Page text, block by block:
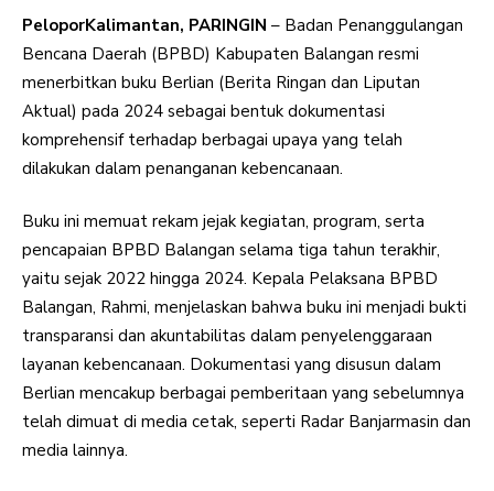
PeloporKalimantan, PARINGIN – Badan Penanggulangan
Bencana Daerah (BPBD) Kabupaten Balangan resmi
menerbitkan buku Berlian (Berita Ringan dan Liputan
Aktual) pada 2024 sebagai bentuk dokumentasi
komprehensif terhadap berbagai upaya yang telah
dilakukan dalam penanganan kebencanaan.
Buku ini memuat rekam jejak kegiatan, program, serta
pencapaian BPBD Balangan selama tiga tahun terakhir,
yaitu sejak 2022 hingga 2024. Kepala Pelaksana BPBD
Balangan, Rahmi, menjelaskan bahwa buku ini menjadi bukti
transparansi dan akuntabilitas dalam penyelenggaraan
layanan kebencanaan. Dokumentasi yang disusun dalam
Berlian mencakup berbagai pemberitaan yang sebelumnya
telah dimuat di media cetak, seperti Radar Banjarmasin dan
media lainnya.